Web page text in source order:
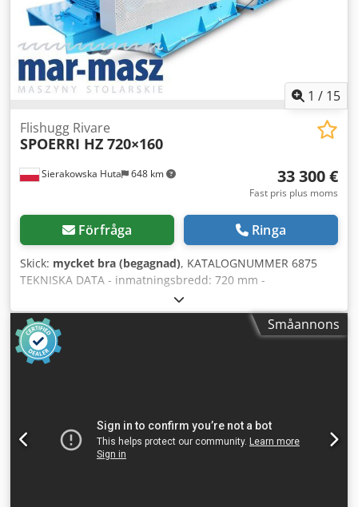
1 / 15
Sierakowska Huta 648 km
Flishugg Rivare
SPOERRI HZ 720×160
33 300 €
Fast pris plus moms
Förfråga Ringa
Skick: mycket bra (begagnad), KATALOGNUMMER 6875
TEKNISKA DATA - inmatningsbredd: 720 mm -
inmatningshöjd: 160 mm - maximal materialtjocklek: 160
mm - valsbredd: 720 mm - valsdiameter: 600 mm -
knivlängd: 80 mm - antal knivar: 4×12 st - sållstorlek: 25
mm - pådragsvals vid inmatning: 0,75 kW - nedre
kugghjulsdriven pådragsvals: 1,8 kW - övre
kW - autorevers - utsugsanslutningens diameter: 260 mm -
mått vibrationsränna (längd/bredd/höjd): 4470/950/930
mm - maskinmått (längd/bredd/höjd): 3100/1500/1170 mm
Småannons